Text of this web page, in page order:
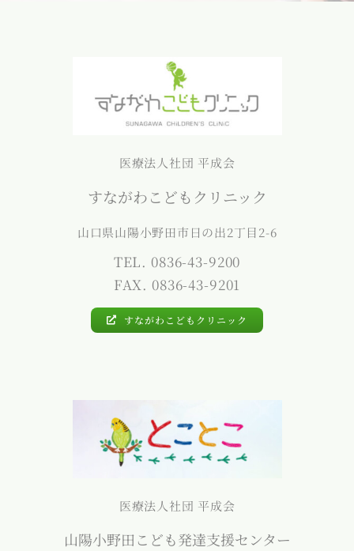
医療法人社団 平成会
すながわこどもクリニック
山口県山陽小野田市日の出2丁目2-6
TEL. 0836-43-9200
FAX. 0836-43-9201
すながわこどもクリニック
医療法人社団 平成会
山陽小野田こども発達支援センター